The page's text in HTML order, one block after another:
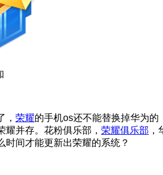
， 荣耀的手机os还不能替换掉华为的
耀并存。花粉俱乐部， 荣耀俱乐部 ，
时间才能更新出荣耀的系统？